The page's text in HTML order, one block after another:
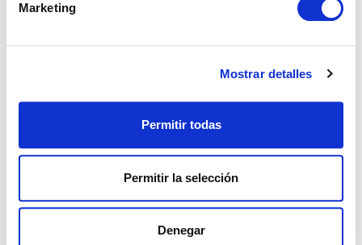
Marketing
Mostrar detalles
Permitir todas
Permitir la selección
Denegar
Villa en Ronda